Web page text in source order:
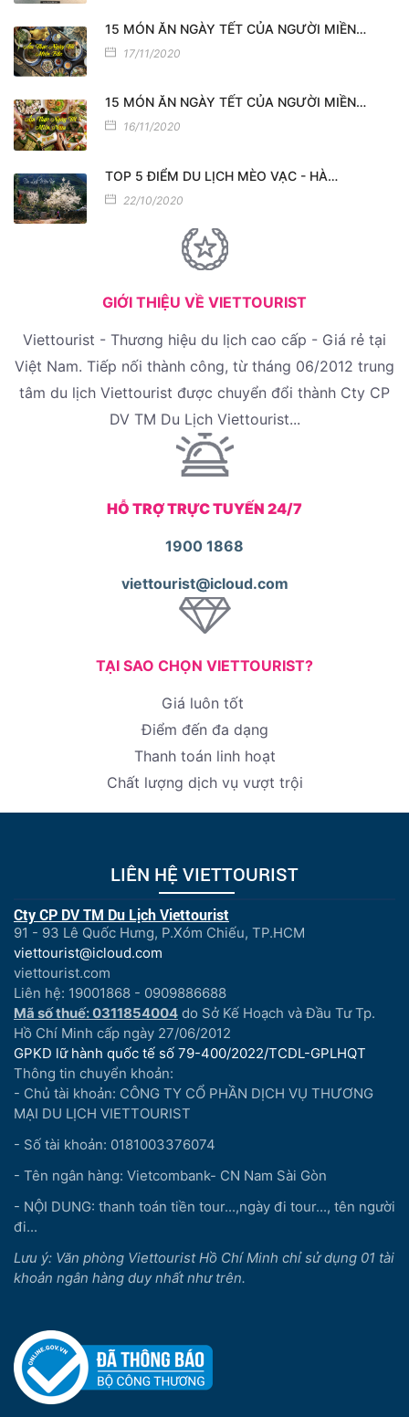
15 MÓN ĂN NGÀY TẾT CỦA NGƯỜI MIỀN…
17/11/2020
15 MÓN ĂN NGÀY TẾT CỦA NGƯỜI MIỀN…
16/11/2020
TOP 5 ĐIỂM DU LỊCH MÈO VẠC - HÀ…
22/10/2020
GIỚI THIỆU VỀ VIETTOURIST
Viettourist - Thương hiệu du lịch cao cấp - Giá rẻ tại
Việt Nam. Tiếp nối thành công, từ tháng 06/2012 trung
tâm du lịch Viettourist được chuyển đổi thành Cty CP
DV TM Du Lịch Viettourist...
HỖ TRỢ TRỰC TUYẾN 24/7
1900 1868
viettourist@icloud.com
TẠI SAO CHỌN VIETTOURIST?
Giá luôn tốt
Điểm đến đa dạng
Thanh toán linh hoạt
Chất lượng dịch vụ vượt trội
LIÊN HỆ VIETTOURIST
Cty CP DV TM Du Lịch Viettourist
91 - 93 Lê Quốc Hưng, P.Xóm Chiếu, TP.HCM
viettourist@icloud.com
viettourist.com
Liên hệ: 19001868 - 0909886688
Mã số thuế: 0311854004 do Sở Kế Hoạch và Đầu Tư Tp.
Hồ Chí Minh cấp ngày 27/06/2012
GPKD lữ hành quốc tế số 79-400/2022/TCDL-GPLHQT
Thông tin chuyển khoản:
- Chủ tài khoản: CÔNG TY CỔ PHẦN DỊCH VỤ THƯƠNG
MẠI DU LỊCH VIETTOURIST
- Số tài khoản: 0181003376074
- Tên ngân hàng: Vietcombank- CN Nam Sài Gòn
- NỘI DUNG: thanh toán tiền tour...,ngày đi tour..., tên người
đi...
Lưu ý: Văn phòng Viettourist Hồ Chí Minh chỉ sử dụng 01 tài
khoản ngân hàng duy nhất như trên.